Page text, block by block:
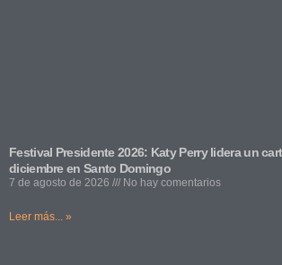
Festival Presidente 2026: Katy Perry lidera un
diciembre en Santo Domingo
7 de agosto de 2026 No hay comentarios
Leer más... »